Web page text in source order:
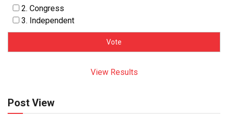
2. Congress
3. Independent
View Results
Post View